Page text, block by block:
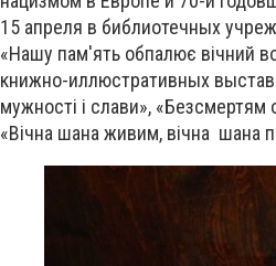
15 апреля в библиотечных
«Нашу пам'ять обпалює вічний
книжно-иллюстративных
мужності і слави», «Безсмертям
«Вічна шана живим, вічна шана